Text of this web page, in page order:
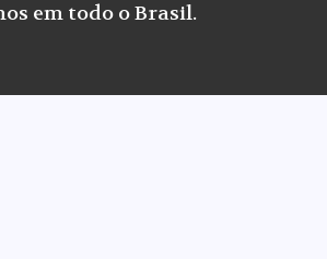
em todo o Brasil.